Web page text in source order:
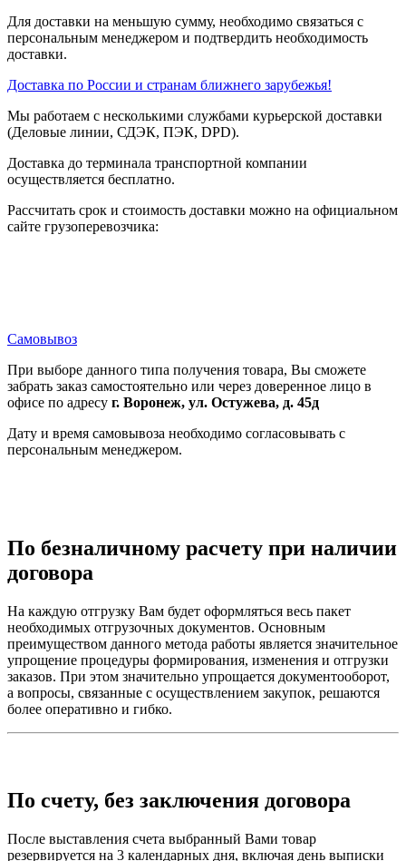
Для доставки на меньшую сумму, необходимо связаться с
персональным менеджером и подтвердить необходимость
доставки.
Доставка по России и странам ближнего зарубежья!
Мы работаем с несколькими службами курьерской доставки
(Деловые линии, СДЭК, ПЭК, DPD).
Доставка до терминала транспортной компании
осуществляется бесплатно.
Рассчитать срок и стоимость доставки можно на официальном
сайте грузоперевозчика:
Самовывоз
При выборе данного типа получения товара, Вы сможете
забрать заказ самостоятельно или через доверенное лицо в
офисе по адресу г. Воронеж, ул. Остужева, д. 45д
Дату и время самовывоза необходимо согласовывать с
персональным менеджером.
По безналичному расчету при наличии
договора
На каждую отгрузку Вам будет оформляться весь пакет
необходимых отгрузочных документов. Основным
преимуществом данного метода работы является значительное
упрощение процедуры формирования, изменения и отгрузки
заказов. При этом значительно упрощается документооборот,
а вопросы, связанные с осуществлением закупок, решаются
более оперативно и гибко.
По счету, без заключения договора
После выставления счета выбранный Вами товар
резервируется на 3 календарных дня, включая день выписки